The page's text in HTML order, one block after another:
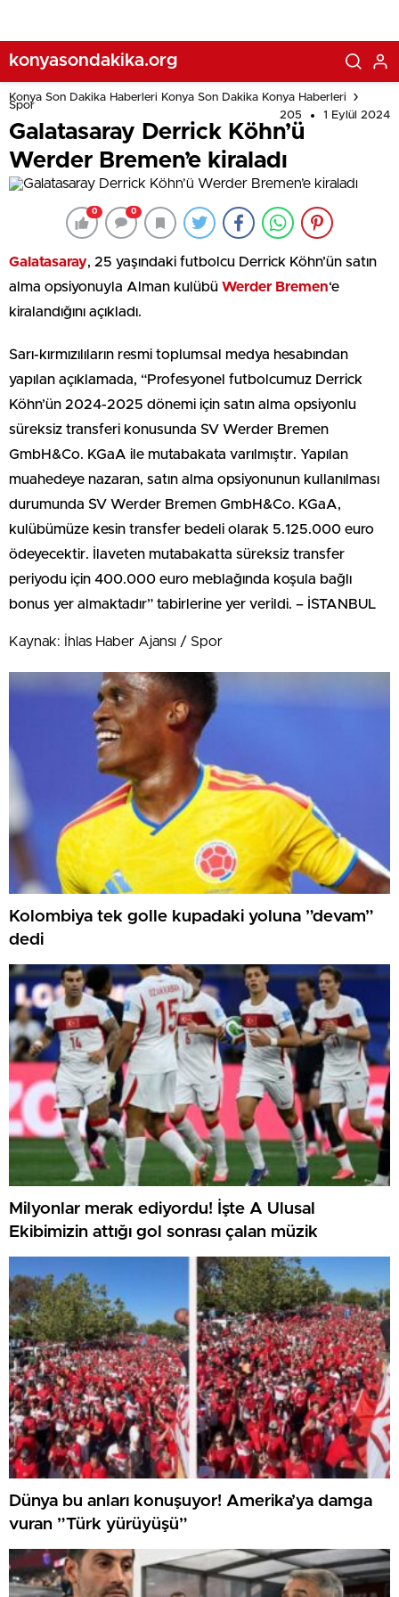
konyasondakika.org
Konya Son Dakika Haberleri Konya Son Dakika Konya Haberleri
Spor
205
1 Eylül 2024
Galatasaray Derrick Köhn’ü
Werder Bremen’e kiraladı
0 0
Galatasaray, 25 yaşındaki futbolcu Derrick Köhn’ün satın
alma opsiyonuyla Alman kulübü Werder Bremen‘e
kiralandığını açıkladı.
Sarı-kırmızılıların resmi toplumsal medya hesabından
yapılan açıklamada, “Profesyonel futbolcumuz Derrick
Köhn’ün 2024-2025 dönemi için satın alma opsiyonlu
süreksiz transferi konusunda SV Werder Bremen
GmbH&Co. KGaA ile mutabakata varılmıştır. Yapılan
muahedeye nazaran, satın alma opsiyonunun kullanılması
durumunda SV Werder Bremen GmbH&Co. KGaA,
kulübümüze kesin transfer bedeli olarak 5.125.000 euro
ödeyecektir. İlaveten mutabakatta süreksiz transfer
periyodu için 400.000 euro meblağında koşula bağlı
bonus yer almaktadır” tabirlerine yer verildi. – İSTANBUL
Kaynak: İhlas Haber Ajansı / Spor
Kolombiya tek golle kupadaki yoluna ”devam”
dedi
Milyonlar merak ediyordu! İşte A Ulusal
Ekibimizin attığı gol sonrası çalan müzik
Dünya bu anları konuşuyor! Amerika’ya damga
vuran ”Türk yürüyüşü”